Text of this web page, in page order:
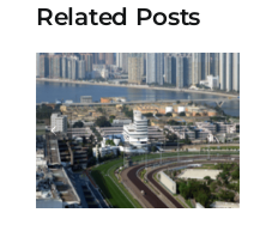
Related Posts
BELIZE
NATURAL
ENERGY
LIMITED